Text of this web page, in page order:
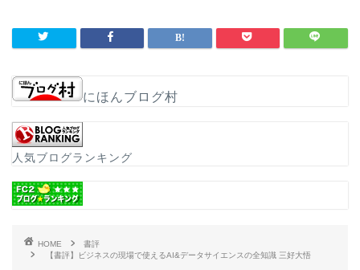
にほんブログ村
人気ブログランキング
HOME
書評
【書評】ビジネスの現場で使えるAI&データサイエンスの全知識 三好大悟